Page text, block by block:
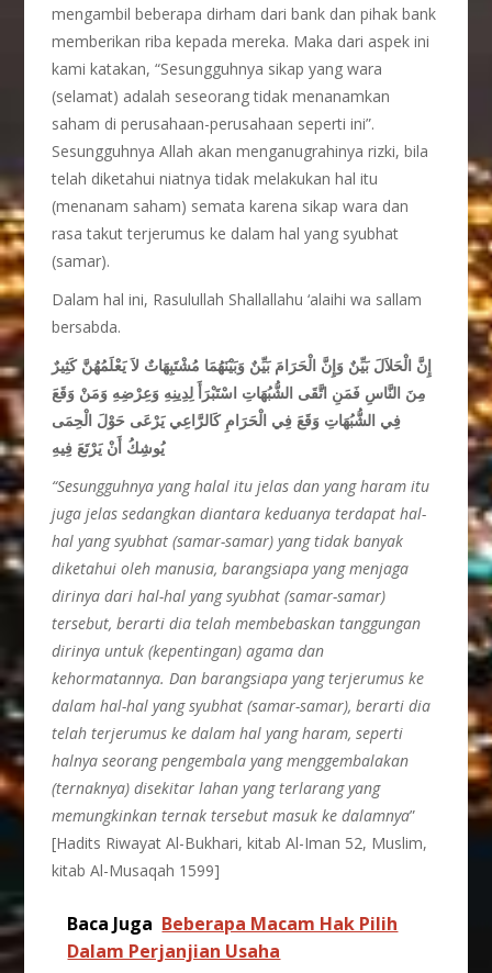
mengambil beberapa dirham dari bank dan pihak bank
memberikan riba kepada mereka. Maka dari aspek ini
kami katakan, “Sesungguhnya sikap yang wara
(selamat) adalah seseorang tidak menanamkan
saham di perusahaan-perusahaan seperti ini”.
Sesungguhnya Allah akan menganugrahinya rizki, bila
telah diketahui niatnya tidak melakukan hal itu
(menanam saham) semata karena sikap wara dan
rasa takut terjerumus ke dalam hal yang syubhat
(samar).
Dalam hal ini, Rasulullah Shallallahu ‘alaihi wa sallam
bersabda.
إِنَّ الْحَلاَلَ بَيِّنٌ وَإِنَّ الْحَرَامَ بَيِّنٌ وَبَيْنَهُمَا مُشْتَبِهَاتٌ لاَ يَعْلَمُهُنَّ كَثِيرٌ
مِنَ النَّاسِ فَمَنِ اتَّقَى الشُّبُهَاتِ اسْتَبْرَأَ لِدِينِهِ وَعِرْضِهِ وَمَنْ وَقَعَ
فِي الشُّبُهَاتِ وَقَعَ فِي الْحَرَامِ كَالرَّاعِي يَرْعَى حَوْلَ الْحِمَى
يُوشِكُ أَنْ يَرْتَعَ فِيهِ
“Sesungguhnya yang halal itu jelas dan yang haram itu
juga jelas sedangkan diantara keduanya terdapat hal-
hal yang syubhat (samar-samar) yang tidak banyak
diketahui oleh manusia, barangsiapa yang menjaga
dirinya dari hal-hal yang syubhat (samar-samar)
tersebut, berarti dia telah membebaskan tanggungan
dirinya untuk (kepentingan) agama dan
kehormatannya. Dan barangsiapa yang terjerumus ke
dalam hal-hal yang syubhat (samar-samar), berarti dia
telah terjerumus ke dalam hal yang haram, seperti
halnya seorang pengembala yang menggembalakan
(ternaknya) disekitar lahan yang terlarang yang
memungkinkan ternak tersebut masuk ke dalamnya”
[Hadits Riwayat Al-Bukhari, kitab Al-Iman 52, Muslim,
kitab Al-Musaqah 1599]
Baca Juga Beberapa Macam Hak Pilih
Dalam Perjanjian Usaha